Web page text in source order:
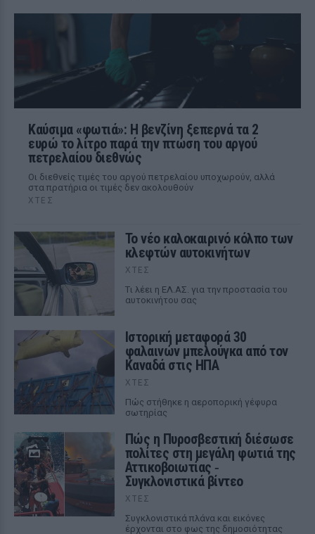
Καύσιμα «φωτιά»: Η βενζίνη ξεπερνά τα 2
ευρώ το λίτρο παρά την πτώση του αργού
πετρελαίου διεθνώς
Οι διεθνείς τιμές του αργού πετρελαίου υποχωρούν, αλλά
στα πρατήρια οι τιμές δεν ακολουθούν
ΧΤΕΣ
Το νέο καλοκαιρινό κόλπο των
κλεφτών αυτοκινήτων
ΧΤΕΣ
Tι λέει η ΕΛ.ΑΣ. για την προστασία του
αυτοκινήτου σας
Ιστορική μεταφορά 30
φαλαινών μπελούγκα από τον
Καναδά στις ΗΠΑ
ΧΤΕΣ
Πώς στήθηκε η αεροπορική γέφυρα
σωτηρίας
Πώς η Πυροσβεστική διέσωσε
πολίτες στη μεγάλη φωτιά της
Αττικοβοιωτίας ‑
Συγκλονιστικά βίντεο
ΧΤΕΣ
Συγκλονιστικά πλάνα και εικόνες
έρχονται στο φως της δημοσιότητας